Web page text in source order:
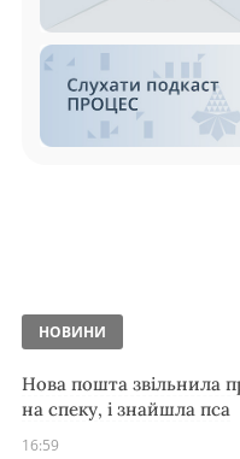
НОВИНИ
Нова пошта звільнила
на спеку, і знайшла пса
16:59